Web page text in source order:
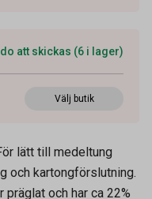
att skickas (6 i lager)
Välj butik
lätt till medeltung
och kartongförslutning.
och har ca 22%